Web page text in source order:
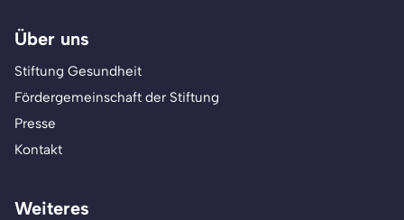
Über uns
Stiftung Gesundheit
Fördergemeinschaft der Stiftung
Presse
Kontakt
Weiteres